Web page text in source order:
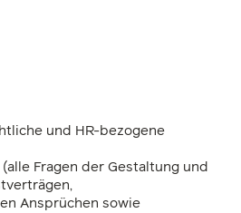
und HR-bezogene
Fragen der Gestaltung und
Ansprüchen sowie